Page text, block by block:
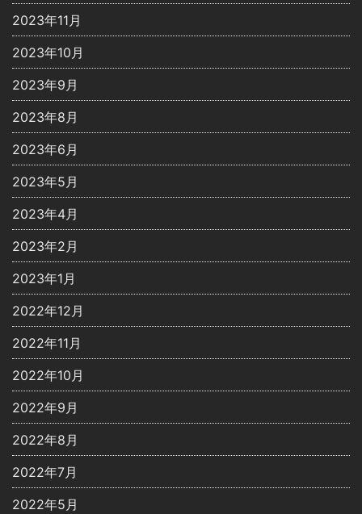
2023年11月
2023年10月
2023年9月
2023年8月
2023年6月
2023年5月
2023年4月
2023年2月
2023年1月
2022年12月
2022年11月
2022年10月
2022年9月
2022年8月
2022年7月
2022年5月